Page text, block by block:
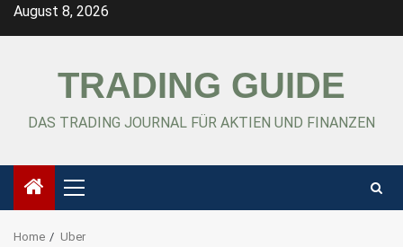
SkipAugust 8, 2026
TRADING GUIDE
DAS TRADING JOURNAL FÜR AKTIEN UND FINANZEN
Primary
Menu
Home Uber